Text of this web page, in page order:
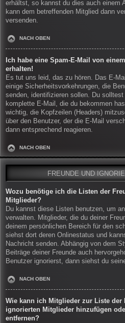
erhältst, so kannst du dies auch einem
kann dem betreffenden Mitglied dann
versenden.
NACH OBEN
Ich habe eine Spam-E-Mail von
erhalten!
Es tut uns leid, das zu hören. Das E-
einige Sicherheitsvorkehrungen, die
senden, identifizieren sollen. Du
komplette E-Mail, die du bekommen
wichtig, die Kopfzeilen (Headers)
über den Benutzer, der die E-Mail
dann entsprechend reagieren.
NACH OBEN
FREUNDE UND
Wozu benötige ich die Listen der
Mitglieder?
Du kannst diese Listen benutzen, um
verwalten. Mitglieder, die du deiner
deinem persönlichen Bereich für den
siehst dort deren Onlinestatus und
Nachricht senden. Abhängig von dem
Beiträge deiner Freunde auch
Benutzer ignorierst, dann siehst du
NACH OBEN
Wie kann ich Mitglieder zur Liste der
ignorierten Mitglieder hinzufügen
entfernen?